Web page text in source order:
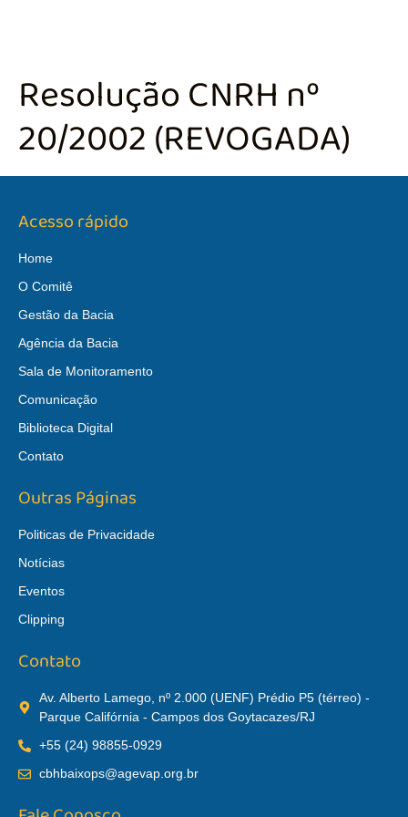
Resolução CNRH nº
20/2002 (REVOGADA)
Acesso rápido
Home
O Comitê
Gestão da Bacia
Agência da Bacia
Sala de Monitoramento
Comunicação
Biblioteca Digital
Contato
Outras Páginas
Politicas de Privacidade
Notícias
Eventos
Clipping
Contato
Av. Alberto Lamego, nº 2.000 (UENF) Prédio P5 (térreo) -
Parque Califórnia - Campos dos Goytacazes/RJ
+55 (24) 98855-0929
cbhbaixops@agevap.org.br